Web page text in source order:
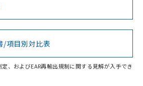
Cd Cr(VI)
の製品の規格認証/適合状況ページへ
こちらのページからご検索ください
/項目別対比表
、およびEAR再輸出規制に関する見解が入手でき